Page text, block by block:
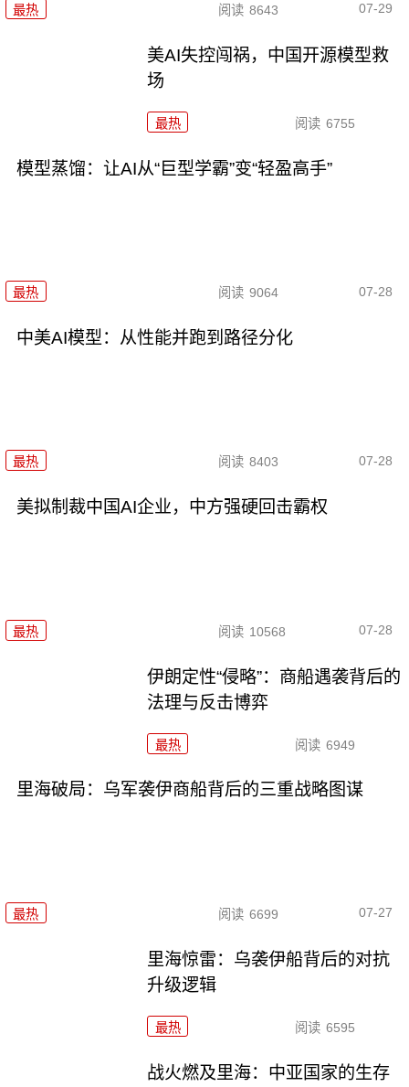
最热 阅读 8643 07-29
美AI失控闯祸，中国开源模型救
场
最热 阅读 6755
模型蒸馏：让AI从“巨型学霸”变“轻盈高手”
最热 阅读 9064 07-28
中美AI模型：从性能并跑到路径分化
最热 阅读 8403 07-28
美拟制裁中国AI企业，中方强硬回击霸权
最热 阅读 10568 07-28
伊朗定性“侵略”：商船遇袭背后的
法理与反击博弈
最热 阅读 6949
里海破局：乌军袭伊商船背后的三重战略图谋
最热 阅读 6699 07-27
里海惊雷：乌袭伊船背后的对抗
升级逻辑
最热 阅读 6595
战火燃及里海：中亚国家的生存